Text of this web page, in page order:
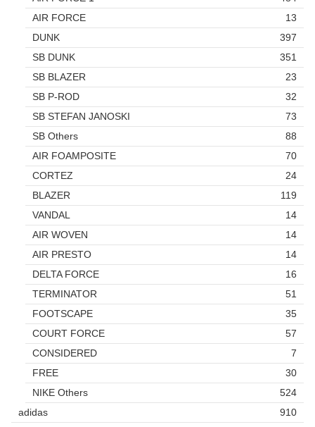
AIR FORCE
13
DUNK
397
SB DUNK
351
SB BLAZER
23
SB P-ROD
32
SB STEFAN JANOSKI
73
SB Others
88
AIR FOAMPOSITE
70
CORTEZ
24
BLAZER
119
VANDAL
14
AIR WOVEN
14
AIR PRESTO
14
DELTA FORCE
16
TERMINATOR
51
FOOTSCAPE
35
COURT FORCE
57
CONSIDERED
7
FREE
30
NIKE Others
524
adidas
910